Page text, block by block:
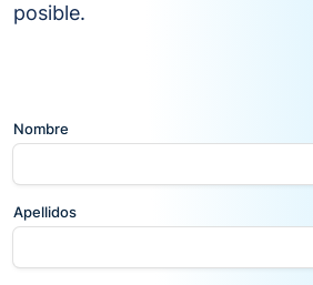
posible.
Nombre
Apellidos